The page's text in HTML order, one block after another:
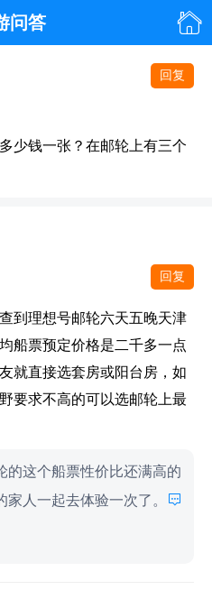
问答 
回复
少钱一张？在邮轮上有三个
回复
到理想号邮轮六天五晚天津
船票预定价格是二千多一点
就直接选套房或阳台房，如
要求不高的可以选邮轮上最
的这个船票性价比还满高的
人一起去体验一次了。
